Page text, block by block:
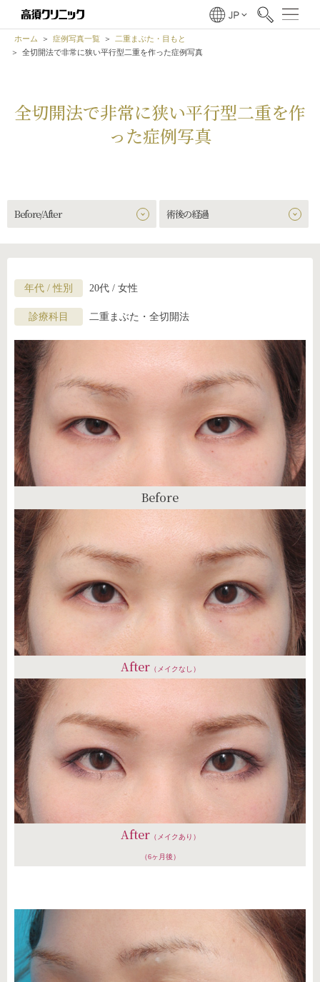
ホーム 症例写真一覧
二重まぶた・目もと
全切開法で非常に狭い平行型二重を作った症例写真
全切開法で非常に狭い平行型二重を作
った症例写真
Before/After 術後の経過
年代 / 性別 20代 / 女性
診療科目 二重まぶた・全切開法
Before
After（メイクなし）
After（メイクあり）
（6ヶ月後）